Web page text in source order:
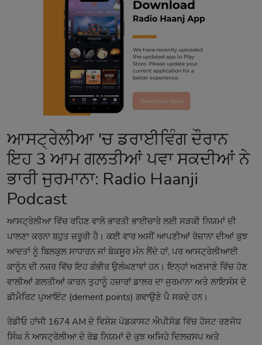
ਆਸਟ੍ਰੇਲੀਆ 'ਚ ਡਰਾਈਵਿੰਗ ਦੌਰਾਨ
ਇਹ 3 ਆਮ ਗਲਤੀਆਂ ਪਵਾ ਸਕਦੀਆਂ ਨੇ
ਭਾਰੀ ਜੁਰਮਾਨਾ: Radio Haanji
Podcast
ਆਸਟ੍ਰੇਲੀਆ ਵਿੱਚ ਰਹਿਣ ਵਾਲੇ ਭਾਰਤੀ ਭਾਈਚਾਰੇ ਲਈ ਸੜਕੀ ਨਿਯਮਾਂ ਦੀ
ਪਾਲਣਾ ਕਰਨਾ ਬਹੁਤ ਜ਼ਰੂਰੀ ਹੈ। ਕਈ ਵਾਰ ਅਸੀਂ ਆਪਣੀਆਂ ਰੋਜ਼ਾਨਾ ਦੀਆਂ ਕੁਝ
ਆਦਤਾਂ ਨੂੰ ਬਿਲਕੁਲ ਸਾਧਾਰਨ ਜਾਂ ਬੇਕਸੂਰ ਮੰਨ ਲੈਂਦੇ ਹਾਂ, ਪਰ ਆਸਟ੍ਰੇਲੀਆਈ
ਕਾਨੂੰਨ ਦੀ ਨਜ਼ਰ ਵਿੱਚ ਇਹ ਗੰਭੀਰ ਉਲੰਘਣਾਵਾਂ ਹਨ। ਇਨ੍ਹਾਂ ਅਣਜਾਣੇ ਵਿੱਚ ਹੋਣ
ਵਾਲੀਆਂ ਗਲਤੀਆਂ ਕਾਰਨ ਤੁਹਾਨੂੰ ਹਜ਼ਾਰਾਂ ਡਾਲਰ ਦਾ ਜੁਰਮਾਨਾ ਅਤੇ ਲਾਇਸੰਸ ਦੇ
ਡੀਮੈਰਿਟ ਪੁਆਇੰਟ (demerit points) ਗਵਾਉਣੇ ਪੈ ਸਕਦੇ ਹਨ।
ਰੇਡੀਓ ਹਾਂਜੀ 1674 AM ਦੇ ਵਿਸ਼ੇਸ਼ ਪੋਡਕਾਸਟ ਐਪੀਸੋਡ ਵਿੱਚ ਹੋਸਟ ਰਣਜੋਧ
ਸਿੰਘ ਨੇ ਆਸਟ੍ਰੇਲੀਆ ਦੇ ਰੋਡ ਨਿਯਮਾਂ ਦੇ ਕੁਝ ਅਜਿਹੇ ਦਿਲਚਸਪ ਅਤੇ